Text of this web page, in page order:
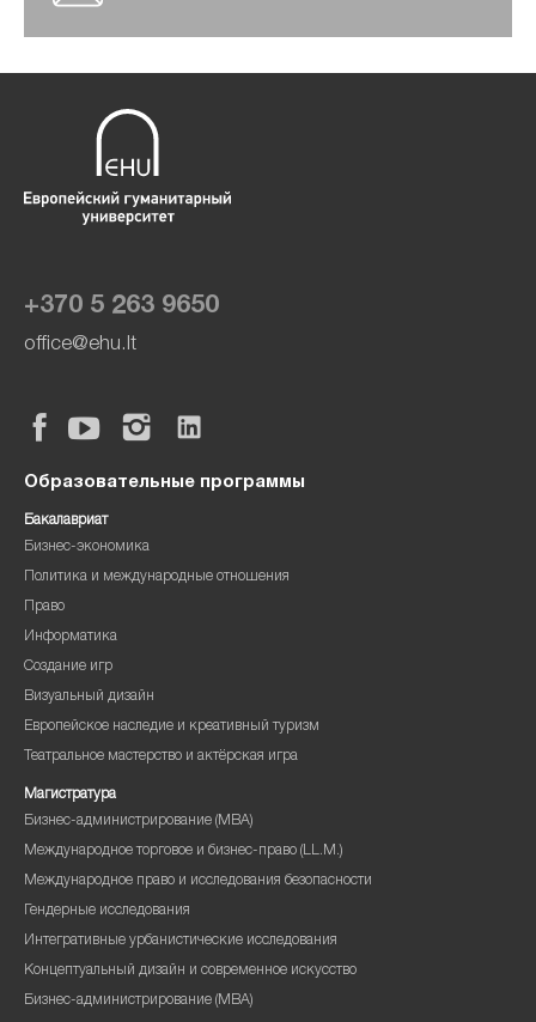
+370 5 263 9650
office@ehu.lt
Образовательные программы
Бакалавриат
Бизнес-экономика
Политика и международные отношения
Право
Информатика
Создание игр
Визуальный дизайн
Европейское наследие и креативный туризм
Театральное мастерство и актёрская игра
Магистратура
Бизнес-администрирование (MBA)
Международное торговое и бизнес-право (LL.M.)
Международное право и исследования безопасности
Гендерные исследования
Интегративные урбанистические исследования
Концептуальный дизайн и современное искусство
Бизнес-администрирование (MBA)